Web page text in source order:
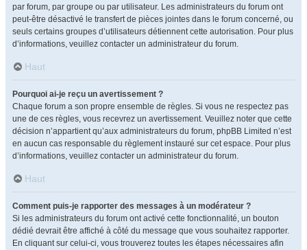
par forum, par groupe ou par utilisateur. Les administrateurs du forum ont
peut-être désactivé le transfert de pièces jointes dans le forum concerné, ou
seuls certains groupes d’utilisateurs détiennent cette autorisation. Pour plus
d’informations, veuillez contacter un administrateur du forum.
Haut
Pourquoi ai-je reçu un avertissement ?
Chaque forum a son propre ensemble de règles. Si vous ne respectez pas
une de ces règles, vous recevrez un avertissement. Veuillez noter que cette
décision n’appartient qu’aux administrateurs du forum, phpBB Limited n’est
en aucun cas responsable du règlement instauré sur cet espace. Pour plus
d’informations, veuillez contacter un administrateur du forum.
Haut
Comment puis-je rapporter des messages à un modérateur ?
Si les administrateurs du forum ont activé cette fonctionnalité, un bouton
dédié devrait être affiché à côté du message que vous souhaitez rapporter.
En cliquant sur celui-ci, vous trouverez toutes les étapes nécessaires afin